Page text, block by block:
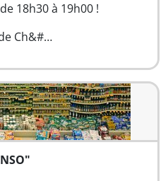
18h30 à 19h00 !
Ch&#…